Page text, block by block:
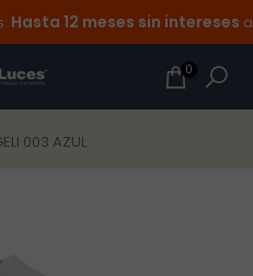
12 meses sin interesesa
0
003 AZUL